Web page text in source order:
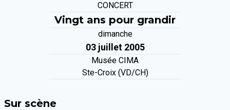
CONCERT
Vingt ans pour grandir
dimanche
03 juillet 2005
Musée CIMA
Ste-Croix (VD/CH)
Sur scène